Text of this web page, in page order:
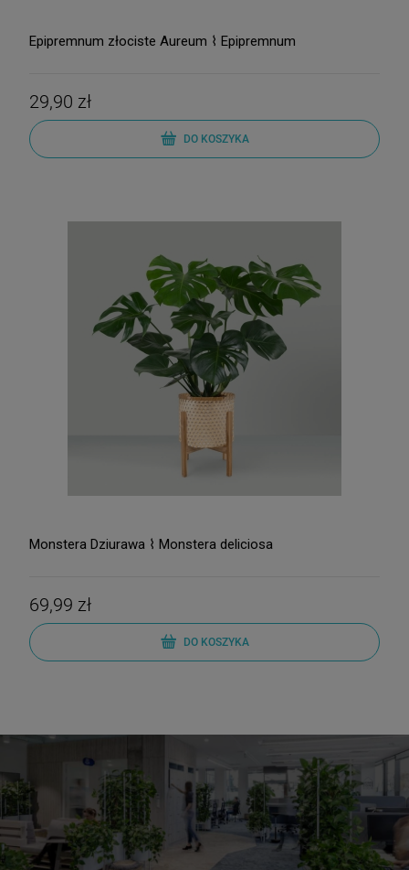
Epipremnum złociste Aureum ⌇ Epipremnum
29,90 zł
DO KOSZYKA
Monstera Dziurawa ⌇ Monstera deliciosa
69,99 zł
DO KOSZYKA